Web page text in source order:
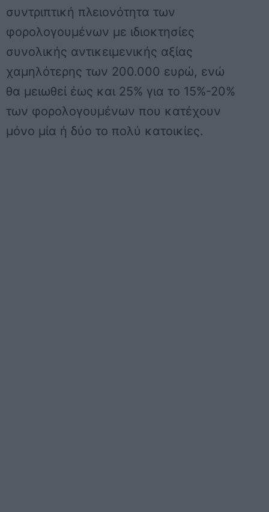
συντριπτική πλειονότητα των
φορολογουμένων με ιδιοκτησίες
συνολικής αντικειμενικής αξίας
χαμηλότερης των 200.000 ευρώ, ενώ
θα μειωθεί έως και 25% για το 15%-20%
των φορολογουμένων που κατέχουν
μόνο μία ή δύο το πολύ κατοικίες.